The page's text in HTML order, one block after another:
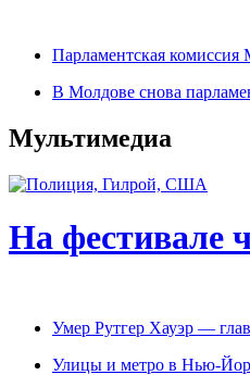
Парламентская
В Молдове снова
Мультимедиа
На фестивале
Умер Рутгер Хауэр —
Улицы и метро в Нью-